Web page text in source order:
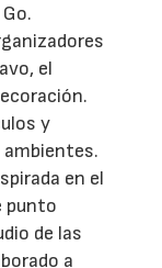
el
y
en el
punto
de las
a